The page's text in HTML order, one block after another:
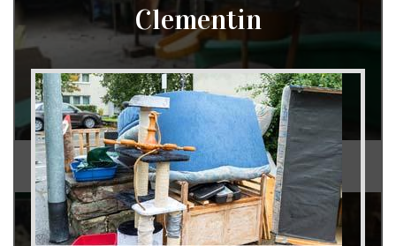
Débarras de grenier et cave 79
Clementin